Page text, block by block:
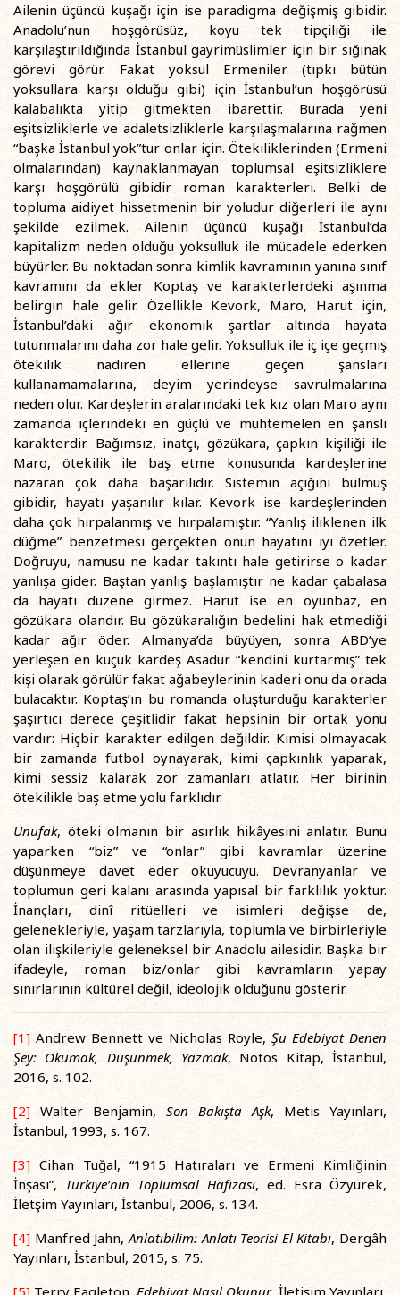
Ailenin üçüncü kuşağı için ise paradigma değişmiş gibidir.
Anadolu’nun hoşgörüsüz, koyu tek tipçiliği ile
karşılaştırıldığında İstanbul gayrimüslimler için bir sığınak
görevi görür. Fakat yoksul Ermeniler (tıpkı bütün
yoksullara karşı olduğu gibi) için İstanbul’un hoşgörüsü
kalabalıkta yitip gitmekten ibarettir. Burada yeni
eşitsizliklerle ve adaletsizliklerle karşılaşmalarına rağmen
“başka İstanbul yok”tur onlar için. Ötekiliklerinden (Ermeni
olmalarından) kaynaklanmayan toplumsal eşitsizliklere
karşı hoşgörülü gibidir roman karakterleri. Belki de
topluma aidiyet hissetmenin bir yoludur diğerleri ile aynı
şekilde ezilmek. Ailenin üçüncü kuşağı İstanbul’da
kapitalizm neden olduğu yoksulluk ile mücadele ederken
büyürler. Bu noktadan sonra kimlik kavramının yanına sınıf
kavramını da ekler Koptaş ve karakterlerdeki aşınma
belirgin hale gelir. Özellikle Kevork, Maro, Harut için,
İstanbul’daki ağır ekonomik şartlar altında hayata
tutunmalarını daha zor hale gelir. Yoksulluk ile iç içe geçmiş
ötekilik nadiren ellerine geçen şansları
kullanamamalarına, deyim yerindeyse savrulmalarına
neden olur. Kardeşlerin aralarındaki tek kız olan Maro aynı
zamanda içlerindeki en güçlü ve muhtemelen en şanslı
karakterdir. Bağımsız, inatçı, gözükara, çapkın kişiliği ile
Maro, ötekilik ile baş etme konusunda kardeşlerine
nazaran çok daha başarılıdır. Sistemin açığını bulmuş
gibidir, hayatı yaşanılır kılar. Kevork ise kardeşlerinden
daha çok hırpalanmış ve hırpalamıştır. “Yanlış iliklenen ilk
düğme” benzetmesi gerçekten onun hayatını iyi özetler.
Doğruyu, namusu ne kadar takıntı hale getirirse o kadar
yanlışa gider. Baştan yanlış başlamıştır ne kadar çabalasa
da hayatı düzene girmez. Harut ise en oyunbaz, en
gözükara olandır. Bu gözükaralığın bedelini hak etmediği
kadar ağır öder. Almanya’da büyüyen, sonra ABD’ye
yerleşen en küçük kardeş Asadur “kendini kurtarmış” tek
kişi olarak görülür fakat ağabeylerinin kaderi onu da orada
bulacaktır. Koptaş’ın bu romanda oluşturduğu karakterler
şaşırtıcı derece çeşitlidir fakat hepsinin bir ortak yönü
vardır: Hiçbir karakter edilgen değildir. Kimisi olmayacak
bir zamanda futbol oynayarak, kimi çapkınlık yaparak,
kimi sessiz kalarak zor zamanları atlatır. Her birinin
ötekilikle baş etme yolu farklıdır.
Unufak, öteki olmanın bir asırlık hikâyesini anlatır. Bunu
yaparken “biz” ve “onlar” gibi kavramlar üzerine
düşünmeye davet eder okuyucuyu. Devranyanlar ve
toplumun geri kalanı arasında yapısal bir farklılık yoktur.
İnançları, dinî ritüelleri ve isimleri değişse de,
gelenekleriyle, yaşam tarzlarıyla, toplumla ve birbirleriyle
olan ilişkileriyle geleneksel bir Anadolu ailesidir. Başka bir
ifadeyle, roman biz/onlar gibi kavramların yapay
sınırlarının kültürel değil, ideolojik olduğunu gösterir.
[1] Andrew Bennett ve Nicholas Royle, Şu Edebiyat Denen
Şey: Okumak, Düşünmek, Yazmak, Notos Kitap, İstanbul,
2016, s. 102.
[2] Walter Benjamin, Son Bakışta Aşk, Metis Yayınları,
İstanbul, 1993, s. 167.
[3] Cihan Tuğal, “1915 Hatıraları ve Ermeni Kimliğinin
İnşası”, Türkiye’nin Toplumsal Hafızası, ed. Esra Özyürek,
İletşim Yayınları, İstanbul, 2006, s. 134.
[4] Manfred Jahn,Anlatıbilim: Anlatı Teorisi El Kitabı, Dergâh
Yayınları, İstanbul, 2015, s. 75.